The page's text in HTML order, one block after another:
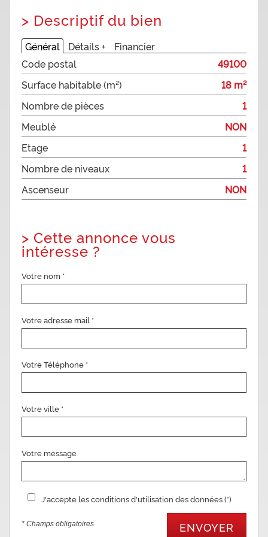
> Descriptif du bien
Général Détails +
Financier
Code postal
49100
Surface habitable (m²)
18 m²
Nombre de pièces
1
Meublé
NON
Etage
1
Nombre de niveaux
1
Ascenseur
NON
> Cette annonce vous
intéresse ?
Votre nom *
Votre adresse mail *
Votre Téléphone *
Votre ville *
Votre message
J'accepte les conditions d'utilisation des données (*)
* Champs obligatoires ENVOYER